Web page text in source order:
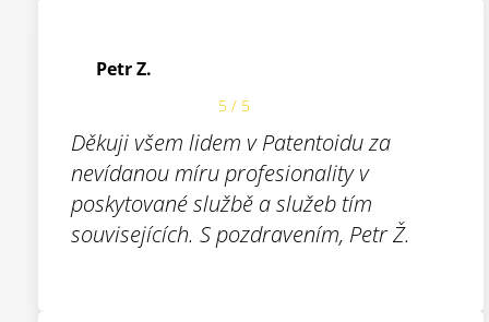
Petr Z.
5 / 5
Děkuji všem lidem v Patentoidu za
nevídanou míru profesionality v
poskytované službě a služeb tím
souvisejících. S pozdravením, Petr Ž.